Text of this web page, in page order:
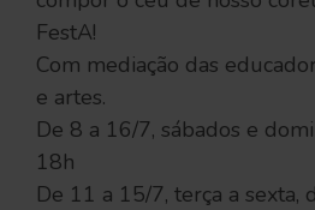
FestA!
Com mediação das
e artes.
De 8 a 16/7, sábados e
18h
De 11 a 15/7, terça a sexta,